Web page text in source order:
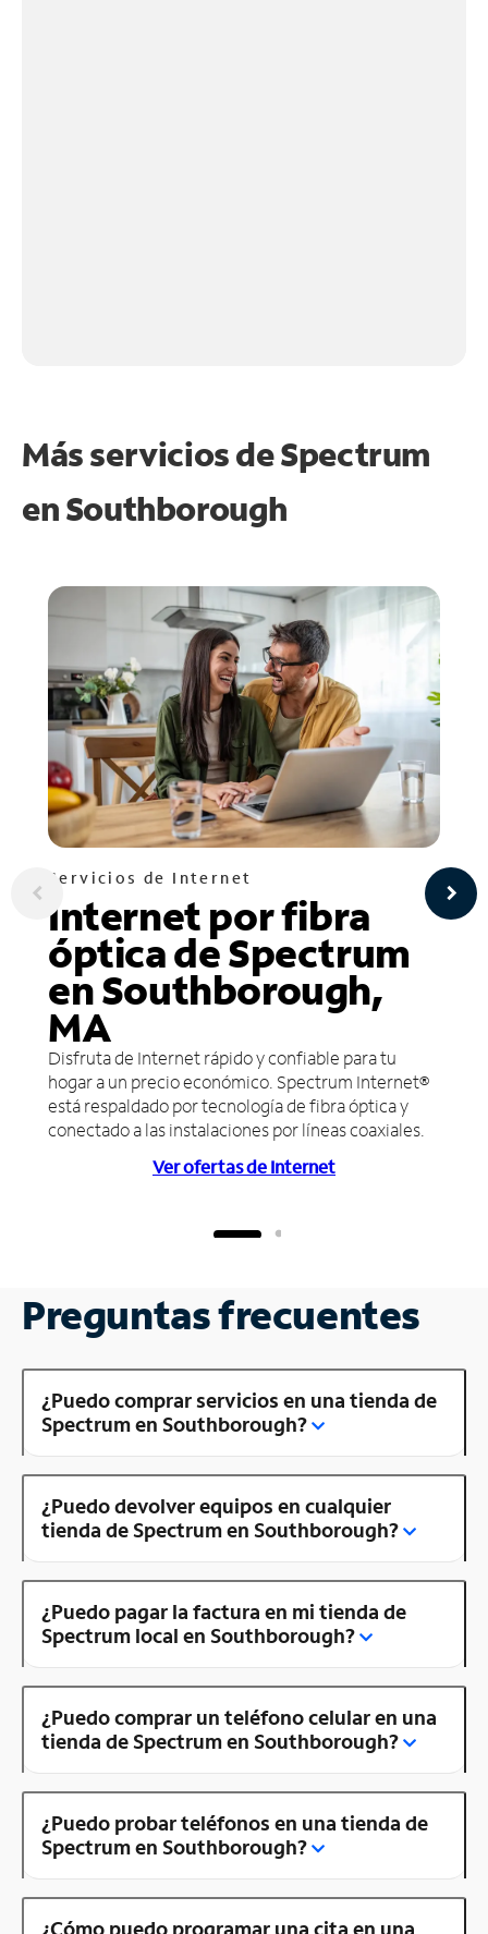
Más servicios de Spectrum
enSouthborough
Servicios de Internet
Internet por fibra
óptica de Spectrum
en Southborough,
MA
Disfruta de Internet rápido y confiable para tu
hogar a un precio económico. Spectrum Internet®
está respaldado por tecnología de fibra óptica y
conectado a las instalaciones por líneas coaxiales.
Ver ofertas de Internet
Preguntas frecuentes
¿Puedo comprar servicios en una tienda de
Spectrum en Southborough?
¿Puedo devolver equipos en cualquier
tienda de Spectrum en Southborough?
¿Puedo pagar la factura en mi tienda de
Spectrum local en Southborough?
¿Puedo comprar un teléfono celular en una
tienda de Spectrum en Southborough?
¿Puedo probar teléfonos en una tienda de
Spectrum en Southborough?
¿Cómo puedo programar una cita en una